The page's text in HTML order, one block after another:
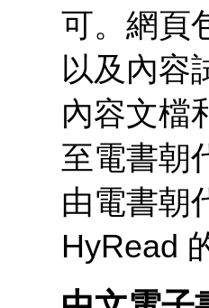
可。網頁
以及內容
內容文檔
至電書朝
由電書朝
HyRead